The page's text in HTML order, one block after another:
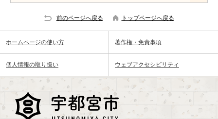
前のページへ戻る トップページへ戻る
ホームページの使い方 著作権・免責事項
個人情報の取り扱い ウェブアクセシビリティ